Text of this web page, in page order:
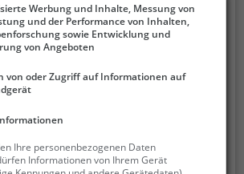
Werbung und Inhalte, Messung von
und der Performance von Inhalten,
sowie Entwicklung und
von Angeboten
von oder Zugriff auf Informationen auf
Ihre personenbezogenen Daten
Informationen von Ihrem Gerät